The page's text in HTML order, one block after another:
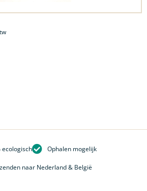
ecologisch Ophalen mogelijk
naar Nederland & België